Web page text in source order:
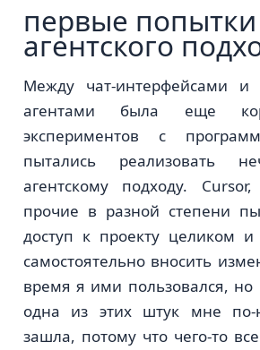
первые попытки
агентского
Между чат-интерфейсами и
агентами была еще
экспериментов с
пытались реализовать
агентскому подходу.
прочие в разной степени
доступ к проекту целиком
самостоятельно вносить
время я ими пользовался, но
одна из этих штук мне по-
зашла, потому что чего-то